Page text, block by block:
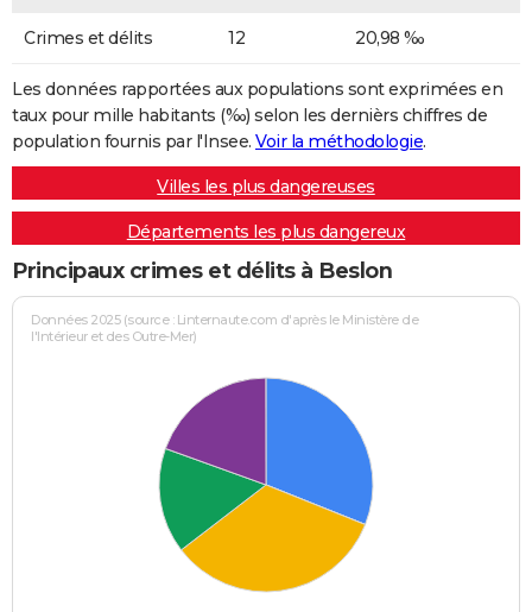
Crimes et délits 12 20,98 ‰
Les données rapportées aux populations sont exprimées en
taux pour mille habitants (‰) selon les dernièrs chiffres de
population fournis par l'Insee. Voir la méthodologie.
Villes les plus dangereuses
Départements les plus dangereux
Principaux crimes et délits à Beslon
Données 2025 (source : Linternaute.com d'après le Ministère de
l'Intérieur et des Outre-Mer)